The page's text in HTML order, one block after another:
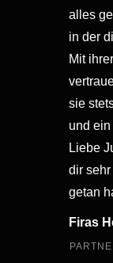
alles
in der
Mit
sie
und
Liebe
dir
getan
Firas